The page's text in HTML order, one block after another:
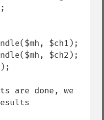
$ch1);
$ch2);
are done, we